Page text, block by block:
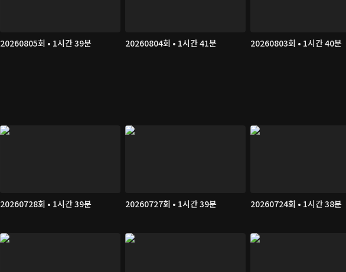
20260805회 • 1시간 39분 20260804회 • 1시간 41분 20260803회 • 1시간 40분
20260728회 • 1시간 39분 20260727회 • 1시간 39분 20260724회 • 1시간 38분